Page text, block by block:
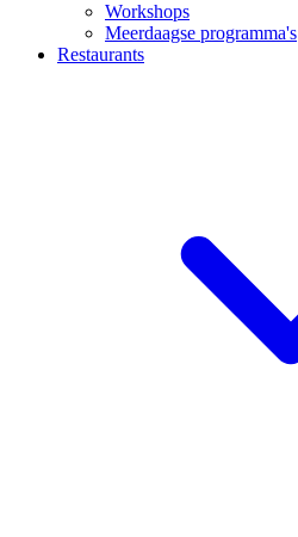
Workshops
Meerdaagse programma's
Restaurants